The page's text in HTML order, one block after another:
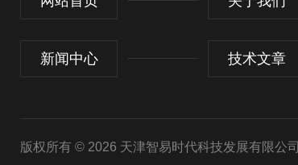
新闻中心 技术文章
版权所有 © 2026 天津智易时代科技发展有限公司